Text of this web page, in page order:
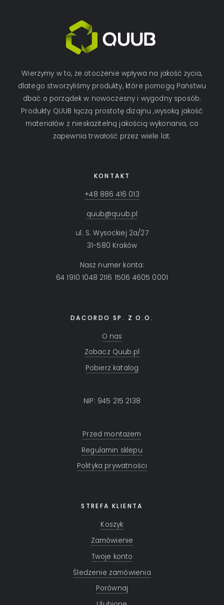
Wierzymy w to, że otoczenie wpływa na jakość życia,
dlatego stworzyliśmy produkty, które pomogą Państwu
dbać o porządek w nowoczesny i wygodny sposób.
Produkty QUUB łączą prostotę dizajnu ,wysoką jakość
materiałów z nieskazitelną jakością wykonania, co
zapewnia trwałość przez wiele lat.
KONTAKT
+48 886 416 013
quub@quub.pl
ul. S. Wysockiej 2a/27
31-580 Kraków
Nasz numer konta:
64 1910 1048 2116 1506 4605 0001
DACORDO SP. Z O.O.
O nas
Zobacz Quub.pl
Pobierz katalog
NIP: 945 215 2138
Przed montażem
Regulamin sklepu
Polityka prywatności
STREFA KLIENTA
Koszyk
Zamówienie
Twoje konto
Śledzenie zamówienia
Porównaj